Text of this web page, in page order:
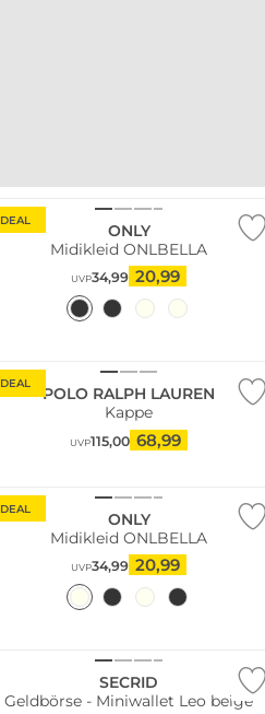
DEAL
ONLY
Midikleid ONLBELLA
UVP34,99 20,99
DEAL
POLO RALPH LAUREN
Kappe
UVP115,00 68,99
DEAL
ONLY
Midikleid ONLBELLA
UVP34,99 20,99
Fashion Tipp
SECRID
Geldbörse - Miniwallet Leo beige